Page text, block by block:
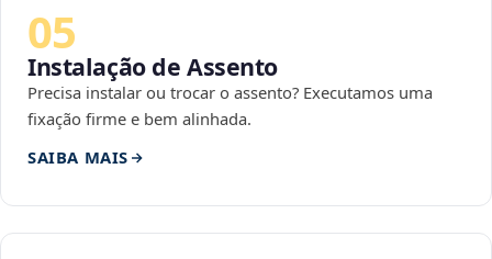
05
Instalação de Assento
Precisa instalar ou trocar o assento? Executamos uma
fixação firme e bem alinhada.
SAIBA MAIS